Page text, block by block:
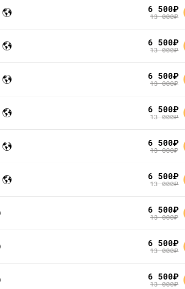
6 500руб.
13 000руб.
6 500руб.
13 000руб.
6 500руб.
13 000руб.
6 500руб.
13 000руб.
6 500руб.
13 000руб.
6 500руб.
13 000руб.
6 500руб.
13 000руб.
6 500руб.
13 000руб.
6 500руб.
13 000руб.